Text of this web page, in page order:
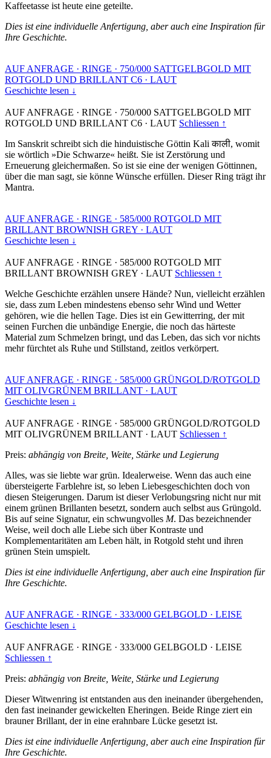
Kaffeetasse ist heute eine geteilte.
Dies ist eine individuelle Anfertigung, aber auch eine Inspiration für
Ihre Geschichte.
AUF ANFRAGE · RINGE · 750/000 SATTGELBGOLD MIT
ROTGOLD UND BRILLANT C6 · LAUT
Geschichte lesen ↓
AUF ANFRAGE · RINGE · 750/000 SATTGELBGOLD MIT
ROTGOLD UND BRILLANT C6 · LAUT Schliessen ↑
Im Sanskrit schreibt sich die hinduistische Göttin Kali काली, womit
sie wörtlich »Die Schwarze« heißt. Sie ist Zerstörung und
Erneuerung gleichermaßen. So ist sie eine der wenigen Göttinnen,
über die man sagt, sie könne Wünsche erfüllen. Dieser Ring trägt ihr
Mantra.
AUF ANFRAGE · RINGE · 585/000 ROTGOLD MIT
BRILLANT BROWNISH GREY · LAUT
Geschichte lesen ↓
AUF ANFRAGE · RINGE · 585/000 ROTGOLD MIT
BRILLANT BROWNISH GREY · LAUT Schliessen ↑
Welche Geschichte erzählen unsere Hände? Nun, vielleicht erzählen
sie, dass zum Leben mindestens ebenso sehr Wind und Wetter
gehören, wie die hellen Tage. Dies ist ein Gewitterring, der mit
seinen Furchen die unbändige Energie, die noch das härteste
Material zum Schmelzen bringt, und das Leben, das sich vor nichts
mehr fürchtet als Ruhe und Stillstand, zeitlos verkörpert.
AUF ANFRAGE · RINGE · 585/000 GRÜNGOLD/ROTGOLD
MIT OLIVGRÜNEM BRILLANT · LAUT
Geschichte lesen ↓
AUF ANFRAGE · RINGE · 585/000 GRÜNGOLD/ROTGOLD
MIT OLIVGRÜNEM BRILLANT · LAUT Schliessen ↑
Preis: abhängig von Breite, Weite, Stärke und Legierung
Alles, was sie liebte war grün. Idealerweise. Wenn das auch eine
übersteigerte Farblehre ist, so leben Liebesgeschichten doch von
diesen Steigerungen. Darum ist dieser Verlobungsring nicht nur mit
einem grünen Brillanten besetzt, sondern auch selbst aus Grüngold.
Bis auf seine Signatur, ein schwungvolles M. Das bezeichnender
Weise, weil doch alle Liebe sich über Kontraste und
Komplementaritäten am Leben hält, in Rotgold steht und ihren
grünen Stein umspielt.
Dies ist eine individuelle Anfertigung, aber auch eine Inspiration für
Ihre Geschichte.
AUF ANFRAGE · RINGE · 333/000 GELBGOLD · LEISE
Geschichte lesen ↓
AUF ANFRAGE · RINGE · 333/000 GELBGOLD · LEISE
Schliessen ↑
Preis: abhängig von Breite, Weite, Stärke und Legierung
Dieser Witwenring ist entstanden aus den ineinander übergehenden,
den fast ineinander gewickelten Eheringen. Beide Ringe ziert ein
brauner Brillant, der in eine erahnbare Lücke gesetzt ist.
Dies ist eine individuelle Anfertigung, aber auch eine Inspiration für
Ihre Geschichte.